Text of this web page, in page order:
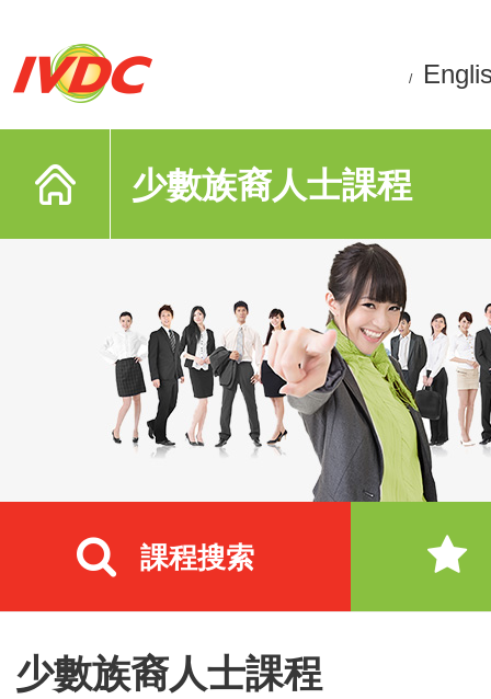
/
少數族裔人士課程
課程搜索
少數族裔人士課程